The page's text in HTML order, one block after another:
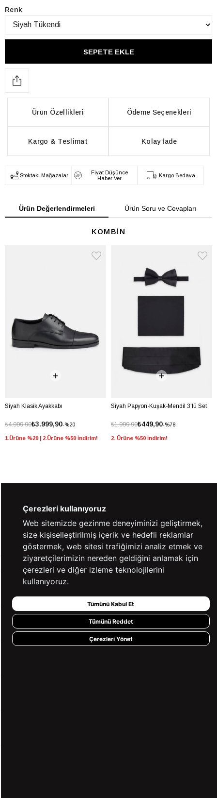
Renk
Ürün Özellikleri Ödeme Seçenekleri
Kargo & Teslimat Kolay İade
Stoktaki Mağazalar
Fiyat Düşünce
Haber Ver
Kargo Bedava
Ürün Değerlendirmeleri Ürün Soru ve Cevapları
KOMBİN
Siyah Klasik Ayakkabı
%20
₺3.999,90
₺4.999,90
1.Ürüne %20 | 2.Ürüne %50 İndirim!
Siyah Papyon-Kuşak-Mendil 3'lü Set
%78
₺449,90
₺1.999,90
2. Ürüne %50 İndirim!
ALIŞVERİŞ
14 GÜN İÇERİSİNDE
İADE GARANTİSİ
2000 TL VE ÜZERİ
ÜCRETSİZ KARGO
KURUMSAL
KATEGORİLER
Çerezleri kullanıyoruz
Web sitemizde gezinme deneyiminizi geliştirmek,
size kişiselleştirilmiş içerik ve hedefli reklamlar
göstermek, web sitesi trafiğimizi analiz etmek ve
ziyaretçilerimizin nereden geldiğini anlamak için
çerezleri ve diğer izleme teknolojilerini
kullanıyoruz.
Tümünü Kabul Et
Tümünü Reddet
Çerezleri Yönet